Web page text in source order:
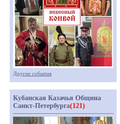
Другие события
Кубанская Казачья Община
Санкт-Петербурга(121)